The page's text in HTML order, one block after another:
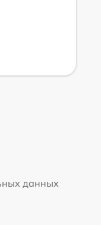
данных